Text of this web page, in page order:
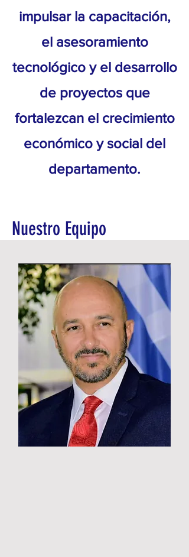
impulsar la capacitación,
el asesoramiento
tecnológico y el desarrollo
de proyectos que
fortalezcan el crecimiento
económico y social del
departamento.
Nuestro Equipo